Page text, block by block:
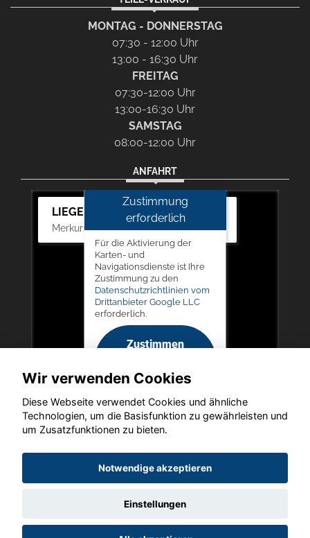
MONTAG - DONNERSTAG
07:30 - 12:00 Uhr
13:00 - 16:30 Uhr
FREITAG
07:30-12:00 Uhr
13:00-16:30 Uhr
SAMSTAG
08:00-12:00 Uhr
ANFAHRT
LIEGERT & BÖSKEN Automobile
Merkurstr. 11, 67663 Kaiserslautern
Zustimmung
erforderlich
Für die Aktivierung der
Karten- und
Navigationsdienste ist Ihre
Zustimmung zu den
Datenschutzrichtlinien vom
Drittanbieter Google LLC
erforderlich.
Zustimmen
aktivieren
Copyright © 2026. LIEGERT & BÖSKEN Automobile
Datenschutz Impressum AGB
Wir verwenden Cookies
Diese Webseite verwendet Cookies und ähnliche
Technologien, um die Basisfunktion zu gewährleisten und
um Zusatzfunktionen zu bieten.
Notwendige akzeptieren
Einstellungen